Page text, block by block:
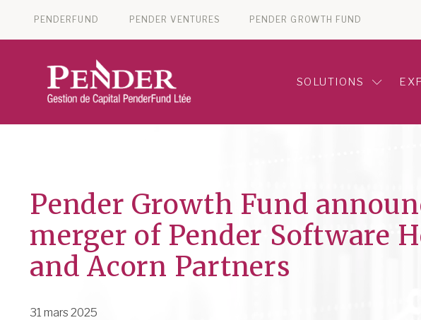
PENDERFUND PENDER VENTURES PENDER GROWTH FUND
SOLUTIONS
Pender Growth Fund
merger of Pender Software
and Acorn Partners
31 mars 2025